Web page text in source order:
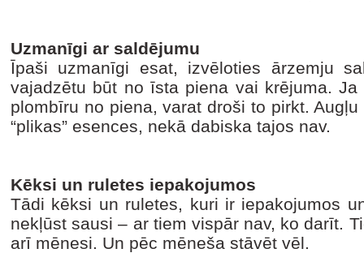
Uzmanīgi ar saldējumu
Īpaši uzmanīgi esat, izvēloties ārzemju
vajadzētu būt no īsta piena vai krējuma.Ja
plombīru no piena, varat droši to pirkt.
“plikas” esences, nekā dabiska tajos nav.
Kēksi un ruletes iepakojumos
Tādi kēksi un ruletes, kuri ir iepakojumos
nekļūst sausi – ar tiem vispār nav, ko darīt.
arī mēnesi. Un pēc mēneša stāvēt vēl.